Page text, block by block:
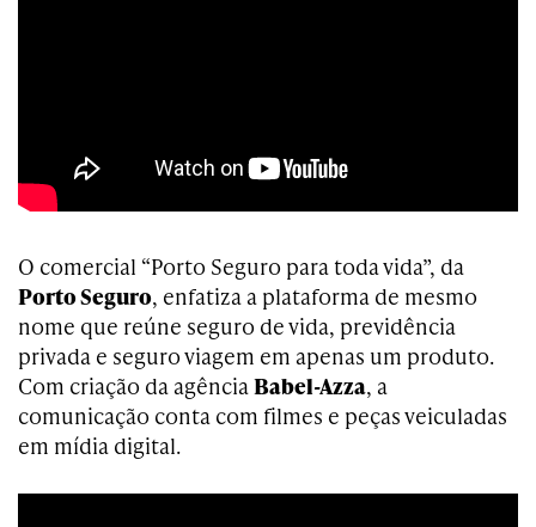
O comercial “Porto Seguro para toda vida”, da
Porto Seguro, enfatiza a plataforma de mesmo
nome que reúne seguro de vida, previdência
privada e seguro viagem em apenas um produto.
Com criação da agênciaBabel-Azza, a
comunicação conta com filmes e peças veiculadas
em mídia digital.